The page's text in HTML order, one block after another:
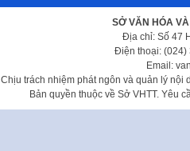
SỞ VĂN HÓA
Địa chỉ: Số 47
Điện thoại: (024)
Email:
Chịu trách nhiệm phát ngôn và quản lý nội
Bản quyền thuộc về Sở VHTT. Yêu